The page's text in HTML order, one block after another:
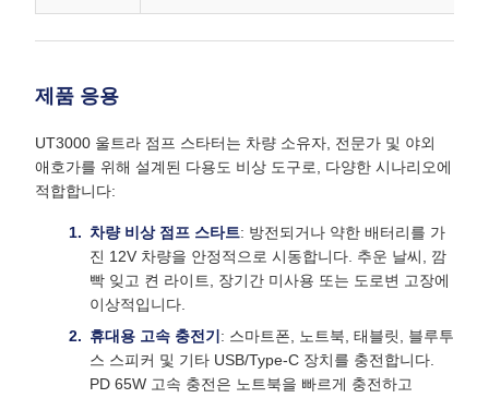
제품 응용
UT3000 울트라 점프 스타터는 차량 소유자, 전문가 및 야외
애호가를 위해 설계된 다용도 비상 도구로, 다양한 시나리오에
적합합니다:
차량 비상 점프 스타트: 방전되거나 약한 배터리를 가
진 12V 차량을 안정적으로 시동합니다. 추운 날씨, 깜
빡 잊고 켠 라이트, 장기간 미사용 또는 도로변 고장에
이상적입니다.
휴대용 고속 충전기 : 스마트폰, 노트북, 태블릿, 블루투
스 스피커 및 기타 USB/Type-C 장치를 충전합니다.
PD 65W 고속 충전은 노트북을 빠르게 충전하고